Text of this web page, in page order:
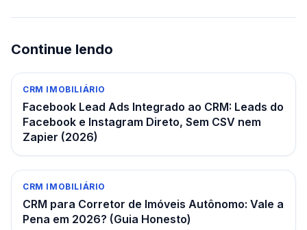
Continue lendo
CRM IMOBILIÁRIO
Facebook Lead Ads Integrado ao CRM: Leads do
Facebook e Instagram Direto, Sem CSV nem
Zapier (2026)
CRM IMOBILIÁRIO
CRM para Corretor de Imóveis Autônomo: Vale a
Pena em 2026? (Guia Honesto)